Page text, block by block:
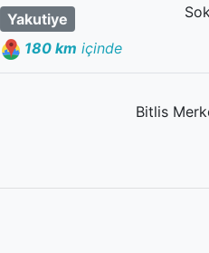
Yakutiye
180 km içinde
Bitlis